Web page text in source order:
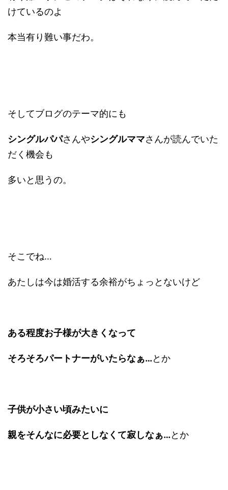
けているのよ
本当有り難い事だわ。
そしてブログのテーマ的にも
シングルパパさんやシングルママさんが読んでいた
だく機会も
多いと思うの。
そこでね…
あたしは今は婚活する余裕がちょっとないけど
ある程度お子様が大きくなって
そろそろパートナーがいたらなぁ…とか
子供が小さい頃みたいに
親をそんなに必要としなくて寂しなぁ…とか